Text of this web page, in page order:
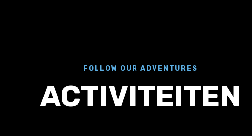
FOLLOW OUR ADVENTURES
ACTIVITEITEN